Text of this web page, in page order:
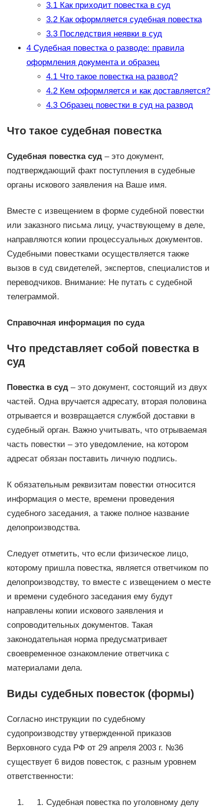
3.1Как приходит повестка в суд
3.2Как оформляется судебная повестка
3.3Последствия неявки в суд
4Судебная повестка о разводе: правила
оформления документа и образец
4.1Что такое повестка на развод?
4.2Кем оформляется и как доставляется?
4.3Образец повестки в суд на развод
Что такое судебная повестка
Судебная повестка суд– это документ,
подтверждающий факт поступления в судебные
органы искового заявления на Ваше имя.
Вместе с извещением в форме судебной повестки
или заказного письма лицу, участвующему в деле,
направляются копии процессуальных документов.
Судебными повестками осуществляется также
вызов в суд свидетелей, экспертов, специалистов и
переводчиков. Внимание: Не путать с судебной
телеграммой.
Справочная информация по суда
Что представляет собой повестка в
суд
Повестка в суд– это документ, состоящий из двух
частей. Одна вручается адресату, вторая половина
отрывается и возвращается службой доставки в
судебный орган. Важно учитывать, что отрываемая
часть повестки – это уведомление, на котором
адресат обязан поставить личную подпись.
К обязательным реквизитам повестки относится
информация о месте, времени проведения
судебного заседания, а также полное название
делопроизводства.
Следует отметить, что если физическое лицо,
которому пришла повестка, является ответчиком по
делопроизводству, то вместе с извещением о месте
и времени судебного заседания ему будут
направлены копии искового заявления и
сопроводительных документов. Такая
законодательная норма предусматривает
своевременное ознакомление ответчика с
материалами дела.
Виды судебных повесток (формы)
Согласно инструкции по судебному
судопроизводству утвержденной приказов
Верховного суда РФ от 29 апреля 2003 г. №36
существует 6 видов повесток, с разным уровнем
ответственности:
Судебная повестка по уголовному делу